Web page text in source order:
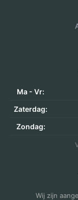
Ma - Vr:
Zaterdag:
Zondag:
Wij zijn